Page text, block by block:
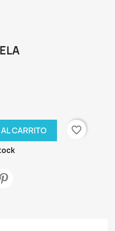
CARRITO
favorite_border